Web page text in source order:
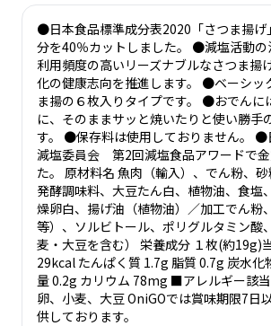
●日本食品標準成分表2020「さつま揚げ
分を40％カットしました。 ●減塩活動の
利用頻度の高いリーズナブルなさつま揚
化の健康志向を推進します。 ●ベーシッ
ま揚の６枚入りタイプです。 ●おでんに
に、そのままサッと焼いたりと使い勝手
す。 ●保存料は使用しておりません。 ●
減塩委員会 第2回減塩食品アワードで
た。 原材料名 魚肉（輸入）、でん粉、砂
発酵調味料、大豆たん白、植物油、食塩
燥卵白、揚げ油（植物油）／加工でん粉
等）、ソルビトール、ポリグルタミン酸
麦・大豆を含む） 栄養成分 １枚(約19g)
29kcal たんぱく質 1.7g 脂質 0.7g 炭水化
量 0.2g カリウム 78mg ■アレルギー該当
卵、小麦、大豆 OniGOでは賞味期限7日
供しております。